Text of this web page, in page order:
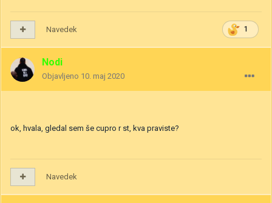
1
Navedek
Nodi
Objavljeno 10. maj 2020
ok, hvala, gledal sem še cupro r st, kva praviste?
Navedek